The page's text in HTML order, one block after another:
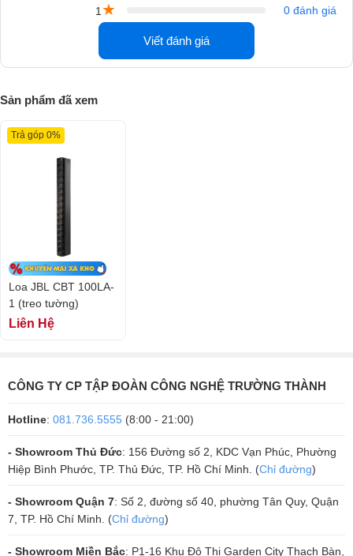
Với thiết kế nhỏ gọn và một nút điều khiển (nhạc/giọng nói) để chuyển
đổi ngôn ngữ, nó đủ linh hoạt cho bất kỳ ai có nhu cầu sử dụng trong
nhà hoặc ngoài trời.
Sự linh hoạt trong lắp đặt và vị trí được cung cấp bởi các giá treo
tường được cung cấp cùng với JBL CBT 100LA-1 và mười miếng chèn
phía sau M6 có thể được sử dụng để chấp nhận giá đỡ của bên thứ
ba hoặc gắn loa bằng các tấm chắn thép rèn.
1★ 0 đánh giá
Viết đánh giá
Sản phẩm đã xem
Loa JBL CBT 100LA-
1 (treo tường)
Trả góp 0%
Liên Hệ
CÔNG TY CP TẬP ĐOÀN CÔNG NGHỆ TRƯỜNG THÀNH
Hotline: 081.736.5555 (8:00 - 21:00)
- Showroom Thủ Đức: 156 Đường số 2, KDC Vạn Phúc, Phường
Hiệp Bình Phước, TP. Thủ Đức, TP. Hồ Chí Minh. (Chỉ đường)
- Showroom Quận 7: Số 2, đường số 40, phường Tân Quy, Quận
7, TP. Hồ Chí Minh. (Chỉ đường)
- Showroom Miền Bắc: P1-16 Khu Đô Thị Garden City Thạch Bàn,